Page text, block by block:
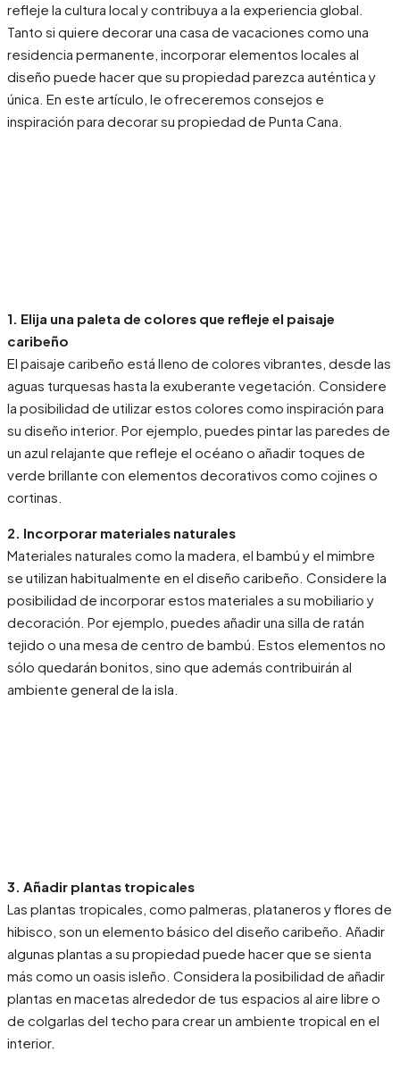
refleje la cultura local y contribuya a la experiencia global.
Tanto si quiere decorar una casa de vacaciones como una
residencia permanente, incorporar elementos locales al
diseño puede hacer que su propiedad parezca auténtica y
única. En este artículo, le ofreceremos consejos e
inspiración para decorar su propiedad de Punta Cana.
1. Elija una paleta de colores que refleje el paisaje
caribeño
El paisaje caribeño está lleno de colores vibrantes, desde las
aguas turquesas hasta la exuberante vegetación. Considere
la posibilidad de utilizar estos colores como inspiración para
su diseño interior. Por ejemplo, puedes pintar las paredes de
un azul relajante que refleje el océano o añadir toques de
verde brillante con elementos decorativos como cojines o
cortinas.
2. Incorporar materiales naturales
Materiales naturales como la madera, el bambú y el mimbre
se utilizan habitualmente en el diseño caribeño. Considere la
posibilidad de incorporar estos materiales a su mobiliario y
decoración. Por ejemplo, puedes añadir una silla de ratán
tejido o una mesa de centro de bambú. Estos elementos no
sólo quedarán bonitos, sino que además contribuirán al
ambiente general de la isla.
3. Añadir plantas tropicales
Las plantas tropicales, como palmeras, plataneros y flores de
hibisco, son un elemento básico del diseño caribeño. Añadir
algunas plantas a su propiedad puede hacer que se sienta
más como un oasis isleño. Considera la posibilidad de añadir
plantas en macetas alrededor de tus espacios al aire libre o
de colgarlas del techo para crear un ambiente tropical en el
interior.